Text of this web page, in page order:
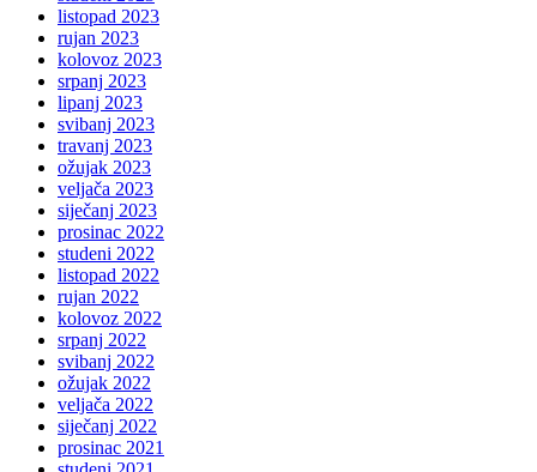
listopad 2023
rujan 2023
kolovoz 2023
srpanj 2023
lipanj 2023
svibanj 2023
travanj 2023
ožujak 2023
veljača 2023
siječanj 2023
prosinac 2022
studeni 2022
listopad 2022
rujan 2022
kolovoz 2022
srpanj 2022
svibanj 2022
ožujak 2022
veljača 2022
siječanj 2022
prosinac 2021